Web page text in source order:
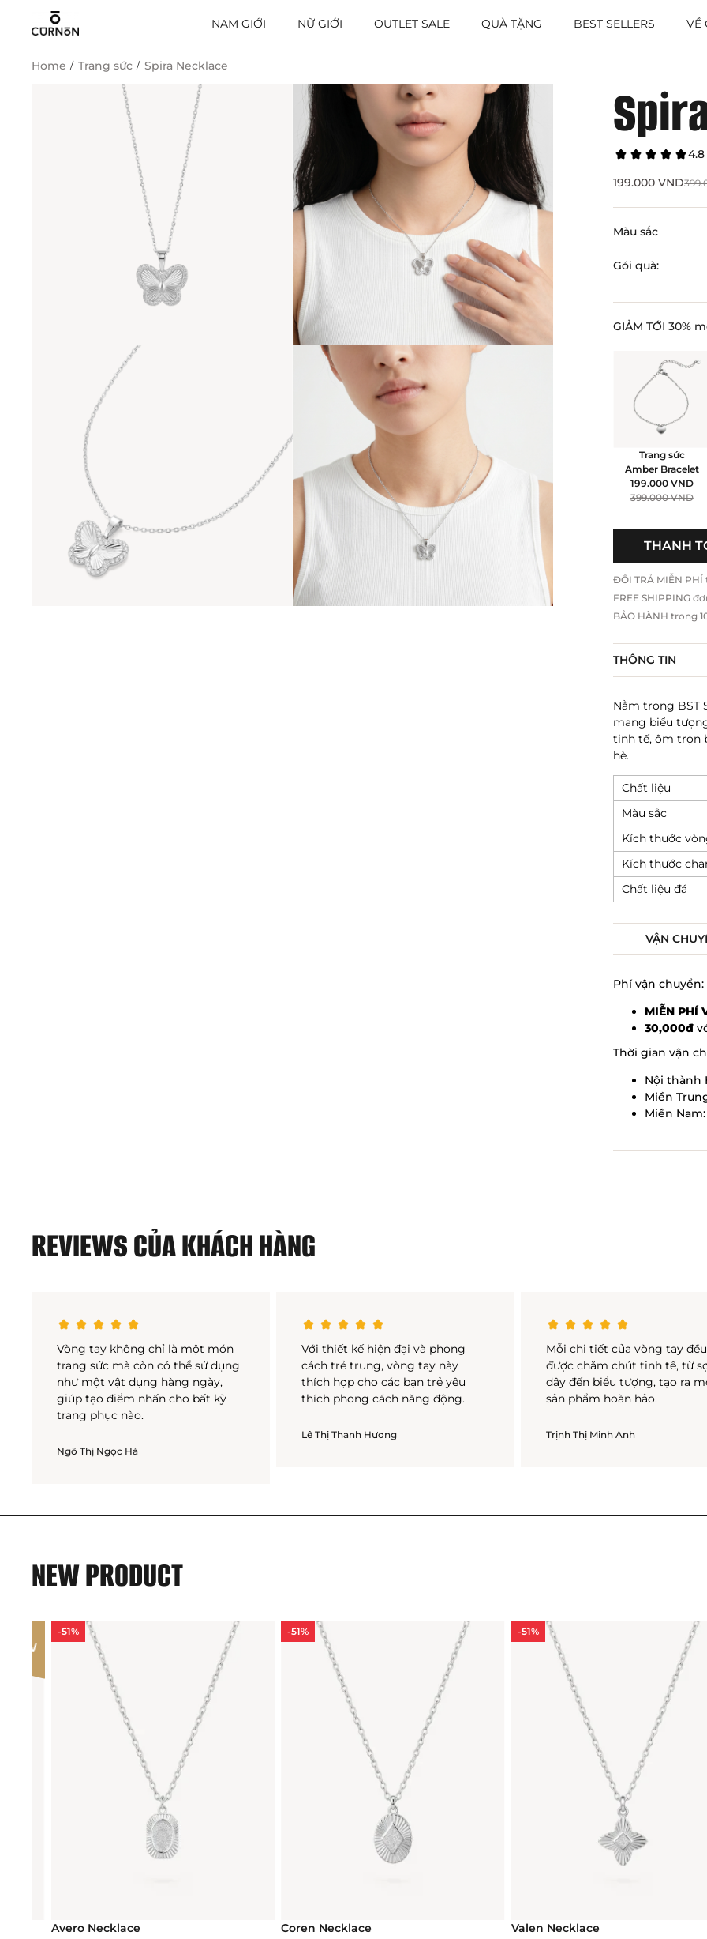
NAM GIỚI NỮ GIỚI OUTLET SALE QUÀ TẶNG BEST SELLERS VỀ
Home Trang sức Spira Necklace
4.8
199.000VND
Màu sắc
Gói quà:
GIẢM TỚI 30%
Trang sức
Amber Bracelet
399.000VND
199.000 VND
THANH
ĐỔI TRẢ MIỄN
FREE SHIPPING
BẢO HÀNH trong
THÔNG TIN
Nằm trong BST
mang biểu
tinh tế, ôm trọn
hè.
Chất liệu
Màu sắc
Kích thước
Kích thước
Chất liệu đá
VẬN
Phí vận chuyển:
MIỄN PHÍ
30,000đ
Thời gian vận
Nội thành
Miền
Miền
REVIEWS CỦA KHÁCH HÀNG
Vòng tay không chỉ là một món
trang sức mà còn có thể sử dụng
như một vật dụng hàng ngày,
giúp tạo điểm nhấn cho bất kỳ
trang phục nào.
Ngô Thị Ngọc Hà
Với thiết kế hiện đại và phong
cách trẻ trung, vòng tay này
thích hợp cho các bạn trẻ yêu
thích phong cách năng động.
Lê Thị Thanh Hương
Mỗi chi tiết của vòng tay đều
được chăm chút tinh tế, từ
dây đến biểu tượng, tạo ra
sản phẩm hoàn hảo.
Trịnh Thị Minh Anh
NEW PRODUCT
-51%
Avero Necklace
-51%
Coren Necklace
-51%
Valen Necklace